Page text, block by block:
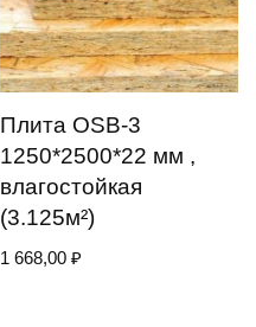
Плита OSB-3
1250*2500*22 мм ,
влагостойкая
(3.125м²)
1 668,00₽